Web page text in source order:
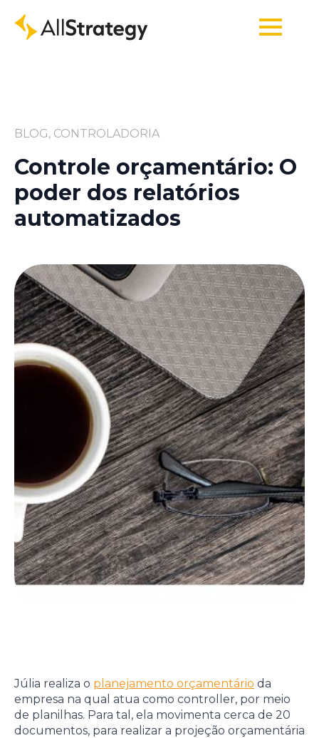
BLOG, CONTROLADORIA
Controle orçamentário: O
poder dos relatórios
automatizados
Júlia realiza o planejamento orçamentário da
empresa na qual atua como controller, por meio
de planilhas. Para tal, ela movimenta cerca de 20
documentos, para realizar a projeção orçamentária